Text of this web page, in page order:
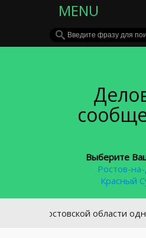
MENU
Выберите
Ростов-
Красный
В Ростовской области одни из